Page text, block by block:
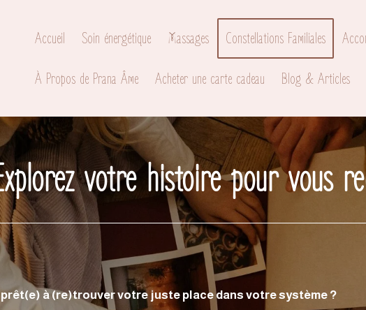
Accueil Soin énergétique Massages Constellations Familiales
À Propos de Prana Âme Acheter une carte cadeau Blog & Articles
votre histoire pour vous
à (re)trouver votre juste place dans votre système ?